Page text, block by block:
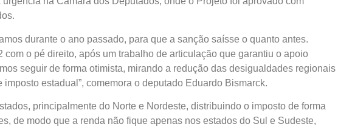
durante o ano passado, para que a sanção saísse o quanto antes.
com o pé direito, após um trabalho de articulação que garantiu o apoio
seguir de forma otimista, mirando a redução das desigualdades regionais
estadual”, comemora o deputado Eduardo Bismarck.
principalmente do Norte e Nordeste, distribuindo o imposto de forma
de modo que a renda não fique apenas nos estados do Sul e Sudeste,